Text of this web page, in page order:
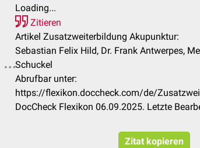
Loading...
Zitieren
Artikel Zusatzweiterbildung Akupunktur:
Sebastian Felix Hild, Dr. Frank Antwerpes,
Schuckel
Abrufbar unter:
https://flexikon.doccheck.com/de/
DocCheck Flexikon 06.09.2025. Letzte
Zitat kopieren